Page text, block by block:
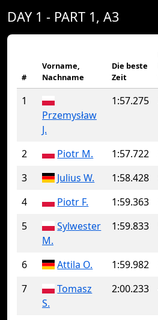
DAY 1 - PART 1, A3
#
Vorname,
Nachname
Die beste
Zeit
1
Przemysław
J.
1:57.275
2 Piotr M. 1:57.722
3
Julius W. 1:58.428
4
Piotr F. 1:59.363
5
Sylwester
M.
1:59.833
6 Attila O. 1:59.982
7
Tomasz
S.
2:00.233